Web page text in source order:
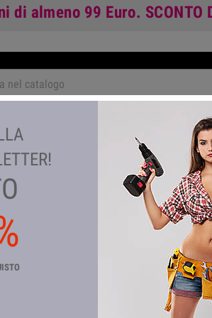
di almeno 99 Euro. SCONTO
E AGRICOLTURA COLORI E VERNICI
BL TAPPO AD